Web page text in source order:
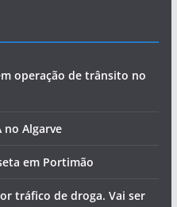
operação de trânsito no
no Algarve
em Portimão
tráfico de droga. Vai ser